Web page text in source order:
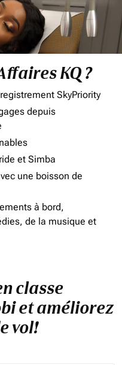
KQ ?
SkyPriority
depuis
et Simba
une boisson de
à bord,
de la musique et
classe
et améliorez
vol!